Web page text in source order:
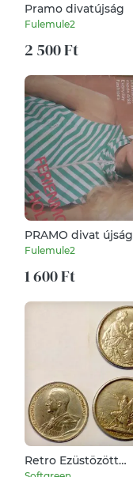
Pramo divatújság
Fulemule2
2 500 Ft
PRAMO divat újság
Fulemule2
1 600 Ft
Retro Ezüstözött
pénzérme kópiák